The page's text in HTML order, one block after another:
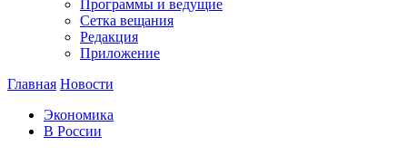
Программы и ведущие
Сетка вещания
Редакция
Приложение
Главная Новости
Экономика
В России